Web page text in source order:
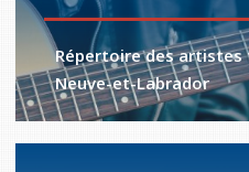
Répertoire des artistes
Neuve-et-Labrador